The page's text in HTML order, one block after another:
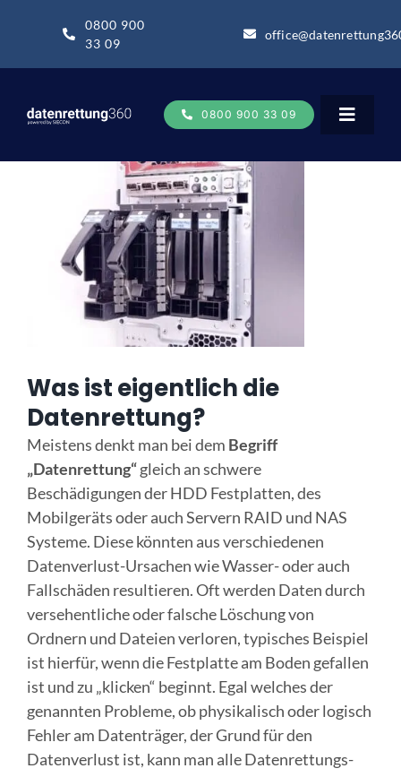
0800 900
33 09
0800 900 33 09
Toggle
Datenrettung
Datenrettung-Wissen
Über uns
Business
Online Sofort Analyse
Was ist eigentlich die
Datenrettung?
Meistens denkt man bei dem Begriff
„Datenrettung“gleich an schwere
Beschädigungen der HDD Festplatten, des
Mobilgeräts oder auch Servern RAID und NAS
Systeme. Diese könnten aus verschiedenen
Datenverlust-Ursachen wie Wasser- oder auch
Fallschäden resultieren. Oft werden Daten durch
versehentliche oder falsche Löschung von
Ordnern und Dateien verloren, typisches Beispiel
ist hierfür, wenn die Festplatte am Boden gefallen
ist und zu „klicken“ beginnt. Egal welches der
genannten Probleme, ob physikalisch oder logisch
Fehler am Datenträger, der Grund für den
Datenverlust ist, kann man alle Datenrettungs-